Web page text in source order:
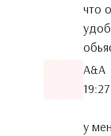
что
A&A
у